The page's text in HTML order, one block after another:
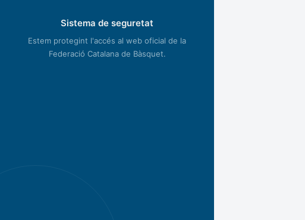
Sistema de seguretat
Estem protegint l'accés al web oficial de la
Federació Catalana de Bàsquet.